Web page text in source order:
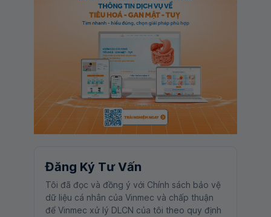
Đăng Ký Tư Vấn
Tôi đã đọc và đồng ý với Chính sách bảo vệ
dữ liệu cá nhân của Vinmec và chấp thuận
để Vinmec xử lý DLCN của tôi theo quy định